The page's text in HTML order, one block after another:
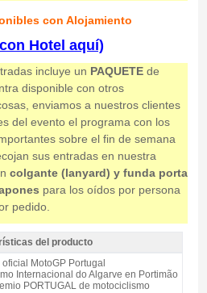
con Alojamiento
Hotel aquí)
incluye un PAQUETEde
disponible con otros
enviamos a nuestros clientes
del evento el programa con los
sobre el fin de semana
sus entradas en nuestra
colgante (lanyard) y funda porta
para los oídos por persona
pedido.
GP Portugal 2026 - Características del
producto
del producto
oficial MotoGP Portugal
Internacional do Algarve en Portimão
PORTUGAL de motociclismo